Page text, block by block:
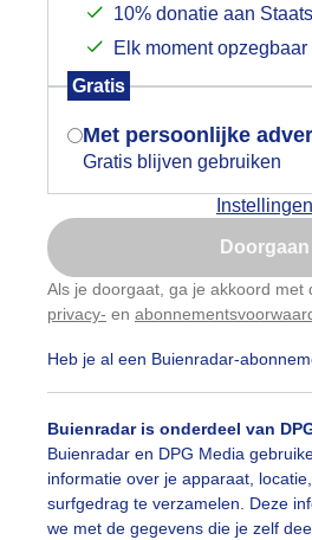
10% donatie aan
Elk moment opzegbaar
Gratis
Met persoonlijke
Gratis blijven gebruiken
Instellingen
Doorgaan
Als je doorgaat, ga je akkoord met
privacy- en
Heb je al een Buienradar-
Buienradar is onderdeel van
Buienradar en DPG Media
informatie over je apparaat,
surfgedrag te verzamelen. Deze
we met de gegevens die je zelf
Indien je hier nog geen
gegeven, verschijnt er zo
je browser waarin deze
gevraagd
Is goed, toon de
Nu niet,
Gebruik je Safari en wil je niet
Klikhierom dit aan